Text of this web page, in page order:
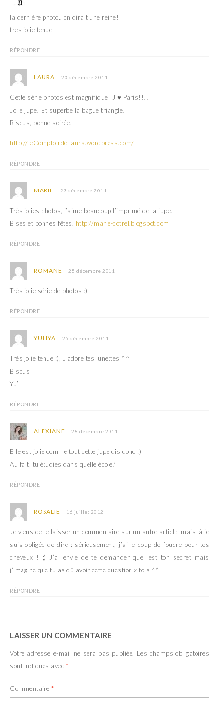
la dernière photo.. on dirait une reine!
tres jolie tenue
RÉPONDRE
LAURA 23 décembre 2011
Cette série photos est magnifique! J’♥ Paris!!!!
Jolie jupe! Et superbe la bague triangle!
Bisous, bonne soirée!
http://leComptoirdeLaura.wordpress.com/
RÉPONDRE
MARIE 23 décembre 2011
Très jolies photos, j’aime beaucoup l’imprimé de ta jupe.
Bises et bonnes fêtes. http://marie-cotrel.blogspot.com
RÉPONDRE
ROMANE 25 décembre 2011
Très jolie série de photos :)
RÉPONDRE
YULIYA 26 décembre 2011
Très jolie tenue :), J’adore tes lunettes ^^
Bisous
Yu’
RÉPONDRE
ALEXIANE 28 décembre 2011
Elle est jolie comme tout cette jupe dis donc :)
Au fait, tu étudies dans quelle école?
RÉPONDRE
ROSALIE 16 juillet 2012
Je viens de te laisser un commentaire sur un autre article, mais là je
suis obligée de dire : sérieusement, j’ai le coup de foudre pour tes
cheveux ! ;) J’ai envie de te demander quel est ton secret mais
j’imagine que tu as dû avoir cette question x fois ^^
RÉPONDRE
LAISSER UN COMMENTAIRE
Votre adresse e-mail ne sera pas publiée. Les champs obligatoires
sont indiqués avec *
Commentaire *